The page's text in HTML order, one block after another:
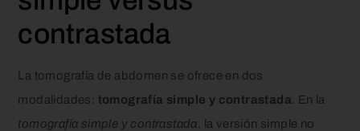
contrastada
La tomografía de abdomen se ofrece en dos
modalidades: tomografía simple y contrastada . En la
tomografía simple y contrastada , la versión simple no